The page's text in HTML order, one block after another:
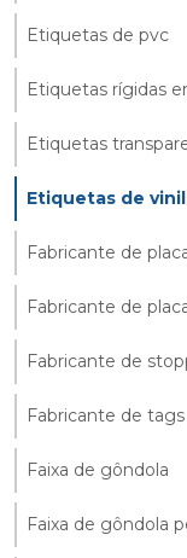
Etiquetas de pvc
Etiquetas rígidas
Etiquetas
Etiquetas de
Fabricante de
Fabricante de
Fabricante de
Fabricante de
Faixa de gôndola
Faixa de gôndola